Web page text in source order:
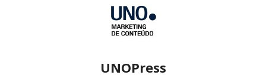
UNOPress